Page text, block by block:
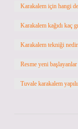
Karakalem için hangi
Karakalem kağıdı kaç
Karakalem tekniği nedir
Resme yeni
Tuvale karakalem